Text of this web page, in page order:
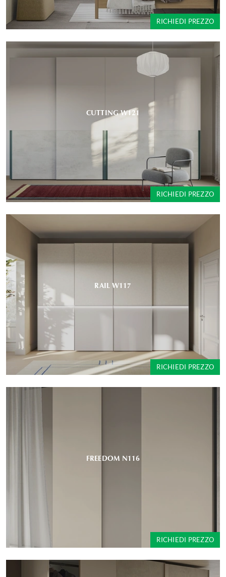
RICHIEDI PREZZO
CUTTING W121
RICHIEDI PREZZO
RAIL W117
RICHIEDI PREZZO
FREEDOM N116
RICHIEDI PREZZO